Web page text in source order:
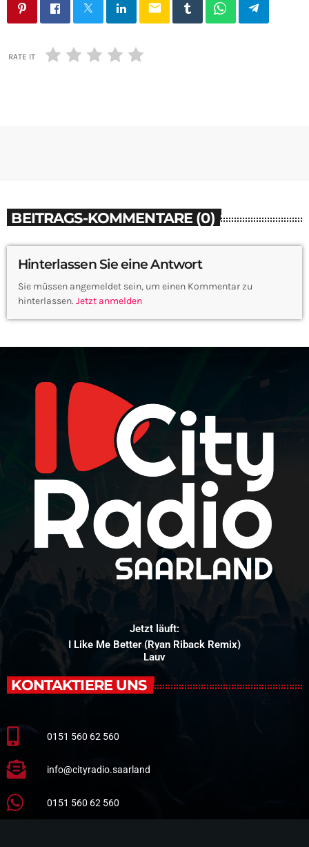
email
RATE IT
BEITRAGS-KOMMENTARE (0)
Hinterlassen Sie eine Antwort
Sie müssen angemeldet sein, um einen Kommentar zu
hinterlassen. Jetzt anmelden
Jetzt läuft:
I Like Me Better (Ryan Riback Remix)
Lauv
KONTAKTIERE UNS
0151 560 62 560
info@cityradio.saarland
0151 560 62 560